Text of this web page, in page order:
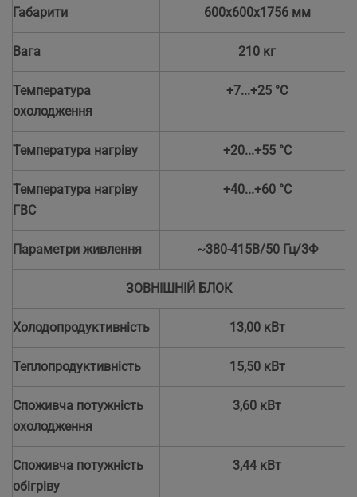
Габарити 600х600х1756 мм
Вага 210 кг
Температура
охолодження
+7...+25 °С
Температура нагріву +20...+55 °С
Температура нагріву
ГВС
+40...+60 °С
Параметри живлення ~380-415В/50 Гц/3Ф
ЗОВНІШНІЙ БЛОК
Холодопродуктивність 13,00 кВт
Теплопродуктивність 15,50 кВт
Споживча потужність
охолодження
3,60 кВт
Споживча потужність
обігріву
3,44 кВт